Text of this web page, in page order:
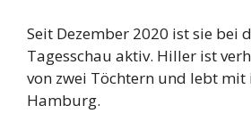
Seit Dezember 2020 ist sie bei
Tagesschau aktiv. Hiller ist
von zwei Töchtern und lebt
Hamburg.